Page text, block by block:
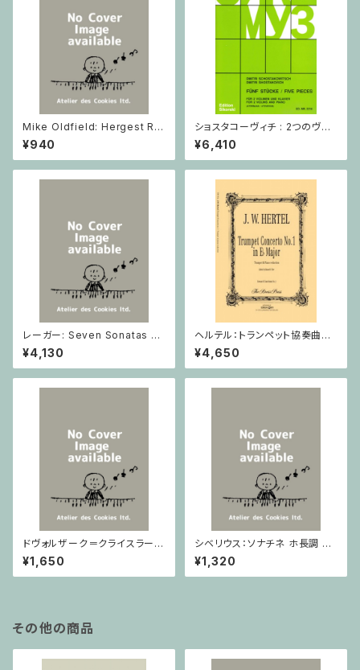
Mike Oldfield: Hergest Rid
ge / ピアノ
¥940
ショスタコーヴィチ : 2つのヴァ
イオリンとピアノのための 5つの
小品 / ヴァイオリン2とピアノ
¥6,410
レーガー: Seven Sonatas o
p. 91 Heft 2 / ヴァイオリン
¥4,130
ヘルテル：トランペット協奏曲第1
番 変ホ長調/トランペット・ピア
ノ
¥4,650
ドヴォルザーク＝クライスラー：
スラヴ幻想曲 ロ短調 from Op.
55-4, Op.75 / ヴァイオリンと
ピアノ
¥1,650
シベリウス：ソナチネ ホ長調 O
p.80 / ヴァイオリンとピアノ
¥1,320
その他の商品